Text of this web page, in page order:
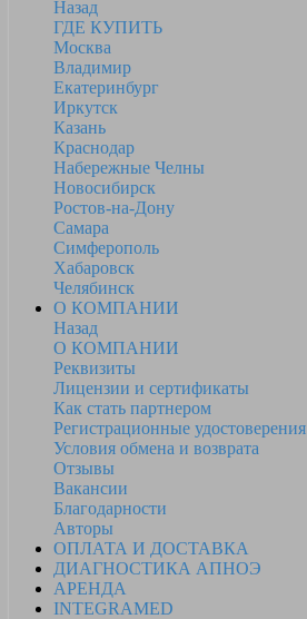
Назад
ГДЕ КУПИТЬ
Москва
Владимир
Екатеринбург
Иркутск
Казань
Краснодар
Набережные Челны
Новосибирск
Ростов-на-Дону
Самара
Симферополь
Хабаровск
Челябинск
О КОМПАНИИ
Назад
О КОМПАНИИ
Реквизиты
Лицензии и сертификаты
Как стать партнером
Регистрационные удостоверения
Условия обмена и возврата
Отзывы
Вакансии
Благодарности
Авторы
ОПЛАТА И ДОСТАВКА
ДИАГНОСТИКА АПНОЭ
АРЕНДА
INTEGRAMED